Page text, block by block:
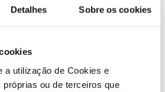
Detalhes Sobre os cookies
a utilização de Cookies e
ou de terceiros que